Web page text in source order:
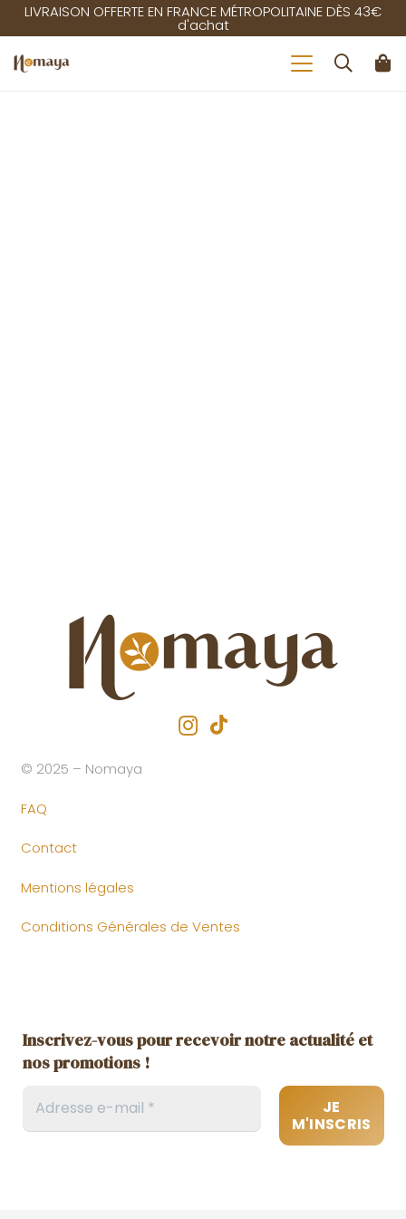
LIVRAISON OFFERTE EN FRANCE MÉTROPOLITAINE DÈS 43€
d'achat
© 2025 – Nomaya
FAQ
Contact
Mentions légales
Conditions Générales de Ventes
Inscrivez-vous pour recevoir notre actualité et
nos promotions !